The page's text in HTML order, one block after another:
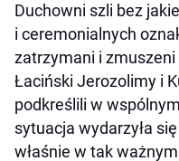
Duchowni szli bez
i ceremonialnych
zatrzymani i
Łaciński Jerozolimy i
podkreślili w
sytuacja wydarzyła
właśnie w tak